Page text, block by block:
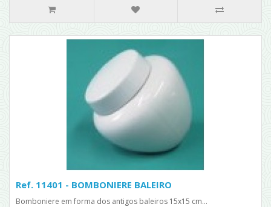
Ref. 11401 - BOMBONIERE BALEIRO
Bomboniere em forma dos antigos baleiros 15x15 cm...